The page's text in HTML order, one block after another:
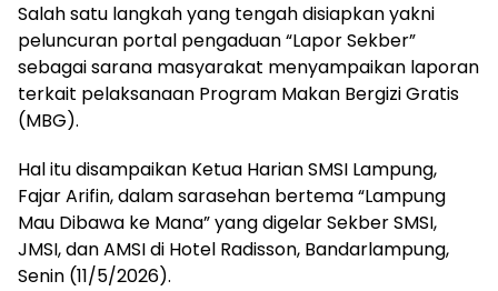
Salah satu langkah yang tengah disiapkan yakni
peluncuran portal pengaduan “Lapor Sekber”
sebagai sarana masyarakat menyampaikan laporan
terkait pelaksanaan Program Makan Bergizi Gratis
(MBG).
Hal itu disampaikan Ketua Harian SMSI Lampung,
Fajar Arifin, dalam sarasehan bertema “Lampung
Mau Dibawa ke Mana” yang digelar Sekber SMSI,
JMSI, dan AMSI di Hotel Radisson, Bandarlampung,
Senin (11/5/2026).